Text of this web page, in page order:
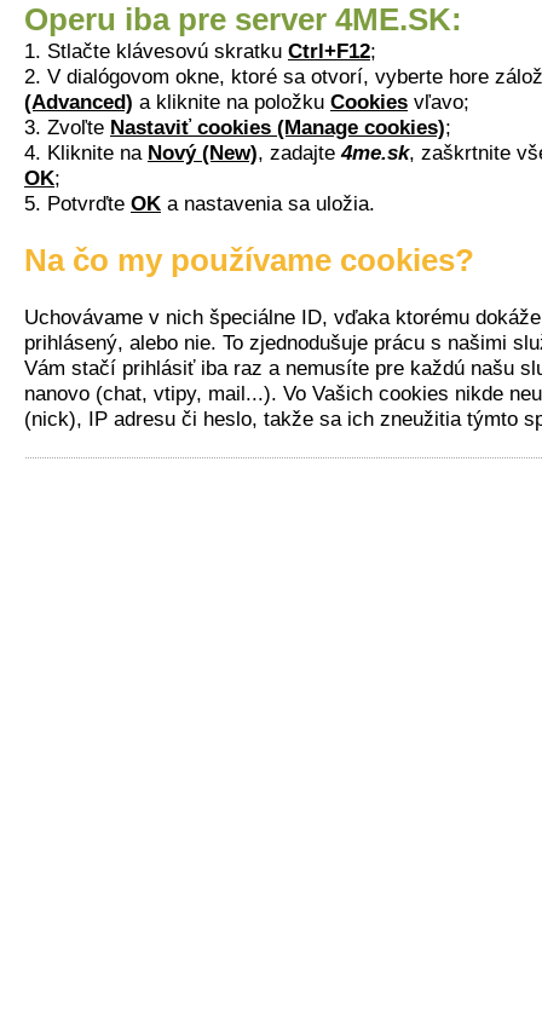
Operu iba pre server 4ME.SK:
1. Stlačte klávesovú skratku Ctrl+F12;
2. V dialógovom okne, ktoré sa otvorí, vyberte hore
(Advanced) a kliknite na položku Cookies vľavo;
3. Zvoľte Nastaviť cookies (Manage cookies);
4. Kliknite na Nový (New), zadajte4me.sk, zaškrtnite
OK;
5. Potvrďte OK a nastavenia sa uložia.
Na čo my používame cookies?
Uchovávame v nich špeciálne ID, vďaka ktorému
prihlásený, alebo nie. To zjednodušuje prácu s našimi
Vám stačí prihlásiť iba raz a nemusíte pre každú našu
nanovo (chat, vtipy, mail...). Vo Vašich cookies nikde
(nick), IP adresu či heslo, takže sa ich zneužitia týmto